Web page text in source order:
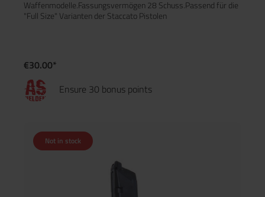
Waffenmodelle.Fassungsvermögen 28 Schuss.Passend für die
"Full Size" Varianten der Staccato Pistolen
€30.00*
Ensure 30 bonus points
Not in stock